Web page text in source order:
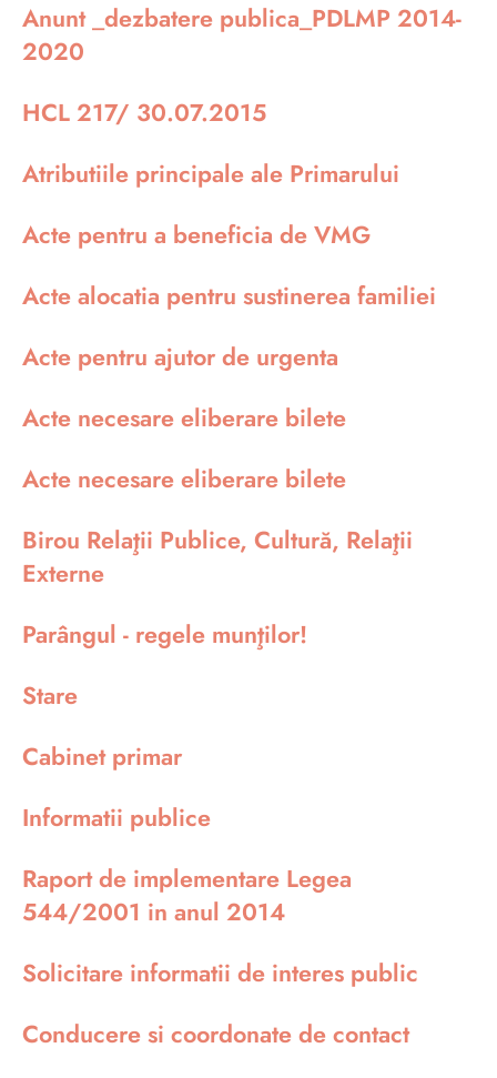
Anunt _dezbatere publica_PDLMP 2014-
2020
HCL 217/ 30.07.2015
Atributiile principale ale Primarului
Acte pentru a beneficia de VMG
Acte alocatia pentru sustinerea familiei
Acte pentru ajutor de urgenta
Acte necesare eliberare bilete
Acte necesare eliberare bilete
Birou Relaţii Publice, Cultură, Relaţii
Externe
Parângul - regele munţilor!
Stare
Cabinet primar
Informatii publice
Raport de implementare Legea
544/2001 in anul 2014
Solicitare informatii de interes public
Conducere si coordonate de contact